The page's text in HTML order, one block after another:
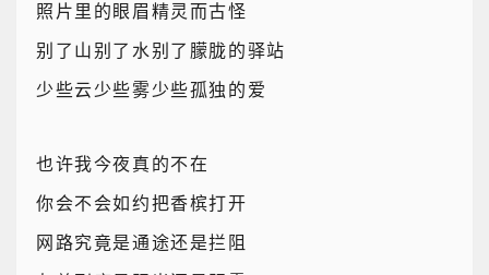
照片里的眼眉精灵而古怪
别了山别了水别了朦胧的驿站
少些云少些雾少些孤独的爱
也许我今夜真的不在
你会不会如约把香槟打开
网路究竟是通途还是拦阻